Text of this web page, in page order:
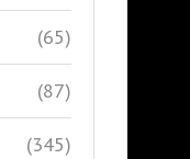
(65)
(87)
(345)